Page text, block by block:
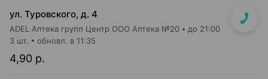
ул. Туровского, д. 4
ADEL Аптека групп Центр ООО Аптека №20 до 21:00
4,90 р.
3 шт. обновл. в 11:35